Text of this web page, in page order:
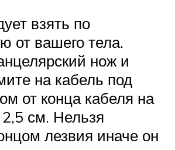
взять по
от вашего тела.
нож и
на кабель под
от конца кабеля на
см. Нельзя
лезвия иначе он